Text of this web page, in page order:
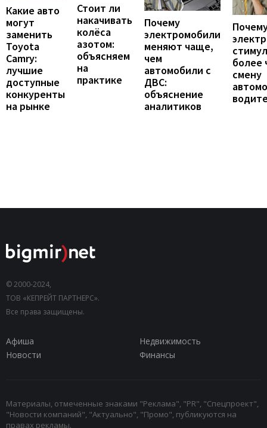
Какие авто
могут
заменить
Toyota
Camry:
лучшие
доступные
конкуренты
на рынке
Стоит ли
накачивать
колёса
азотом:
объясняем
на
практике
Почему
электромобили
меняют чаще,
чем
автомобили с
ДВС:
объяснение
аналитиков
более
смену
© 2000-2024,
ТОВ «КЕПРЕЙТ ПАРТНЕРС».
Все права защищены.
Афиша
Недвижимость
Новости
Финансы
Материалы, отмеченные знаками "Реклама", "PR", "Спецпроект",
"Новости компаний", "Актуально", "Промо", публикуются на
правах рекламы.